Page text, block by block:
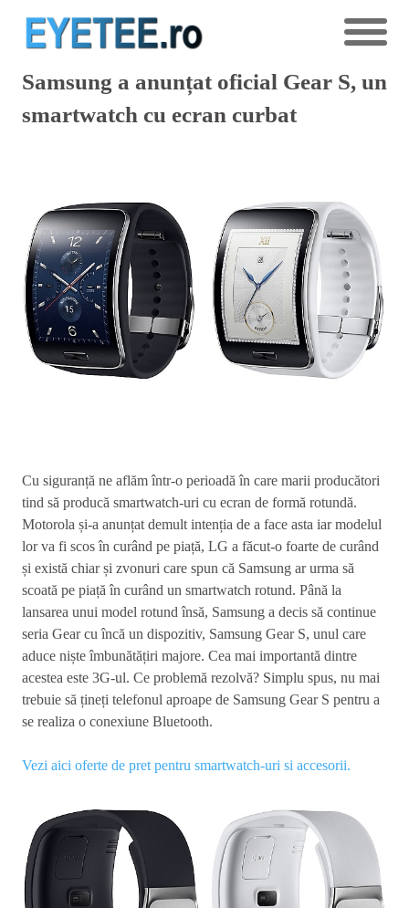
Samsung a anunțat oficial Gear S, un
smartwatch cu ecran curbat
Cu siguranță ne aflăm într-o perioadă în care marii producători
tind să producă smartwatch-uri cu ecran de formă rotundă.
Motorola și-a anunțat demult intenția de a face asta iar modelul
lor va fi scos în curând pe piață, LG a făcut-o foarte de curând
și există chiar și zvonuri care spun că Samsung ar urma să
scoată pe piață în curând un smartwatch rotund. Până la
lansarea unui model rotund însă, Samsung a decis să continue
seria Gear cu încă un dispozitiv, Samsung Gear S, unul care
aduce niște îmbunătățiri majore. Cea mai importantă dintre
acestea este 3G-ul. Ce problemă rezolvă? Simplu spus, nu mai
trebuie să țineți telefonul aproape de Samsung Gear S pentru a
se realiza o conexiune Bluetooth.
Vezi aici oferte de pret pentru smartwatch-uri si accesorii.